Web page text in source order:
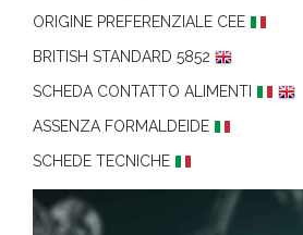
ORIGINE PREFERENZIALE CEE
BRITISH STANDARD 5852
SCHEDA CONTATTO ALIMENTI
ASSENZA FORMALDEIDE
SCHEDE TECNICHE